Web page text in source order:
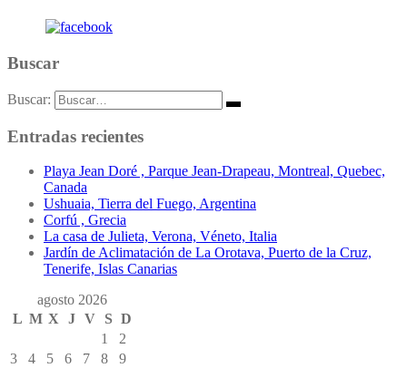
Buscar
Buscar:
Entradas recientes
Playa Jean Doré , Parque Jean-Drapeau, Montreal, Quebec,
Canada
Ushuaia, Tierra del Fuego, Argentina
Corfú , Grecia
La casa de Julieta, Verona, Véneto, Italia
Jardín de Aclimatación de La Orotava, Puerto de la Cruz,
Tenerife, Islas Canarias
agosto 2026
L M X J V S D
1
2
3
4 5 6 7 8
9